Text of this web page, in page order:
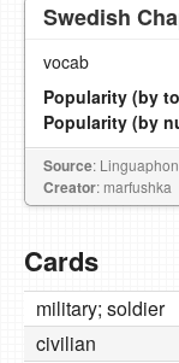
Swedish
vocab
Popularity (by
Popularity (by
Source:
Creator: marfushka
Cards
military; soldier
civilian